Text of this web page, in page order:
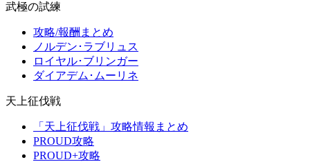
武極の試練
攻略/報酬まとめ
ノルデン･ラブリュス
ロイヤル･ブリンガー
ダイアデム･ムーリネ
天上征伐戦
「天上征伐戦」攻略情報まとめ
PROUD攻略
PROUD+攻略